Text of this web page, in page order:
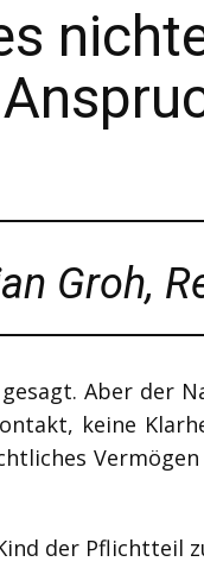
Groh,
Aber der
keine
der Pflichtteil